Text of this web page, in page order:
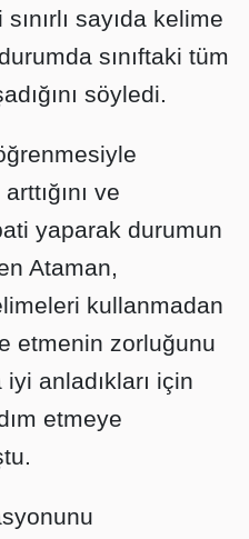
sayıda kelime
sınıftaki tüm
söyledi.
ve
yaparak durumun
Ataman,
kullanmadan
etmenin zorluğunu
anladıkları için
etmeye